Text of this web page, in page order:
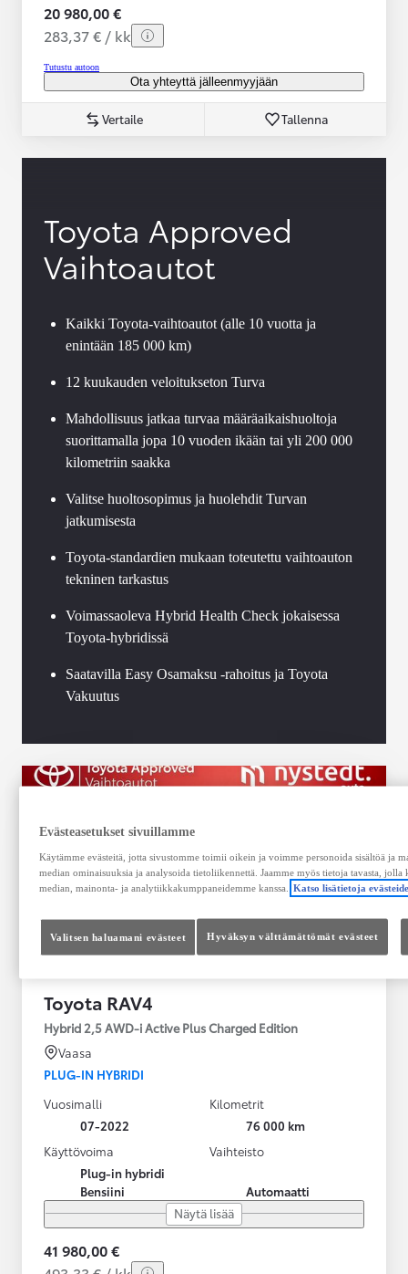
20 980,00 €
283,37 € / kk
Tutustu autoon
Ota yhteyttä jälleenmyyjään
Vertaile Tallenna
Toyota Approved
Vaihtoautot
Kaikki Toyota-vaihtoautot (alle 10 vuotta ja
enintään 185 000 km)
12 kuukauden veloitukseton Turva
Mahdollisuus jatkaa turvaa määräaikaishuoltoja
suorittamalla jopa 10 vuoden ikään tai yli 200 000
kilometriin saakka
Valitse huoltosopimus ja huolehdit Turvan
jatkumisesta
Toyota-standardien mukaan toteutettu vaihtoauton
tekninen tarkastus
Voimassaoleva Hybrid Health Check jokaisessa
Toyota-hybridissä
Saatavilla Easy Osamaksu -rahoitus ja Toyota
Vakuutus
Toyota RAV4
Hybrid 2,5 AWD-i Active Plus Charged Edition
Vaasa
PLUG-IN HYBRIDI
Vuosimalli
07-2022
Kilometrit
76 000 km
Käyttövoima
Plug-in hybridi
Bensiini
Vaihteisto
Automaatti
Näytä lisää
41 980,00 €
Evästeasetukset sivuillamme
Käytämme evästeitä, jotta sivustomme toimii oikein ja voimme personoida sisältöä ja
median ominaisuuksia ja analysoida tietoliikennettä. Jaamme myös tietoja tavasta, jolla
median, mainonta- ja analytiikkakumppaneidemme kanssa.
Katso lisätietoja
Valitsen haluamani evästeet Hyväksyn välttämättömät evästeet